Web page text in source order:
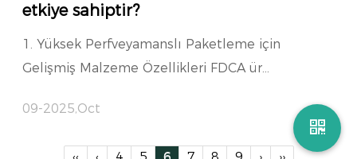
etkiye sahiptir?
1. Yüksek Perfveyamanslı Paketleme için
Gelişmiş Malzeme Özellikleri FDCA ür...
09-2025,Oct